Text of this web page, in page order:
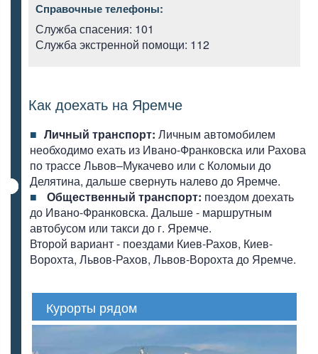
Справочные телефоны:
Служба спасения: 101
Служба экстренной помощи: 112
Как доехать на Яремче
Личный транспорт: Личным автомобилем
необходимо ехать из Ивано-Франковска или Рахова
по трассе Львов–Мукачево или с Коломыи до
Делятина, дальше свернуть налево до Яремче.
Общественный транспорт: поездом доехать
до Ивано-Франковска. Дальше - маршрутным
автобусом или такси до г. Яремче.
Второй вариант - поездами Киев-Рахов, Киев-
Ворохта, Львов-Рахов, Львов-Ворохта до Яремче.
Курорты рядом